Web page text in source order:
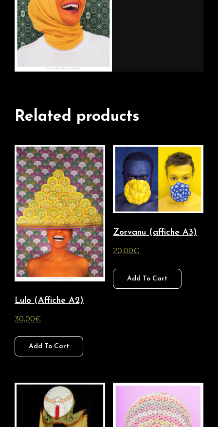
Related products
Lulo (Affiche A2)
30,00€
Add To Cart
Zorvanu (affiche A3)
20,00€
Add To Cart